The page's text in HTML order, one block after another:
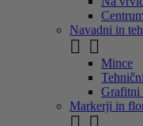
Navadni in
 
Mince
Grafitni
Markerji in